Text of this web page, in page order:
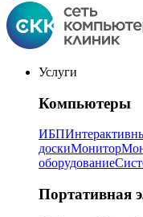
Услуги
Компьютеры
ИБП
доскиМонитор
оборудование
Портативная